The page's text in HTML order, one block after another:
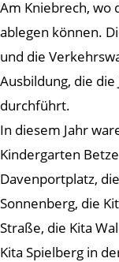
Am Kniebrech, wo
ablegen können.
und die
Ausbildung, die
durchführt.
In diesem Jahr
Kindergarten
Davenportplatz,
Sonnenberg, die
Straße, die Kita
Kita Spielberg in